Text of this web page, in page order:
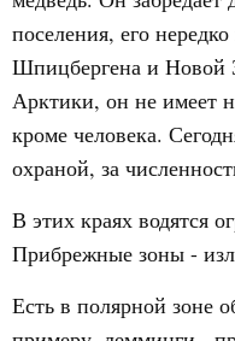
поселения, его
Шпицбергена и Новой
Арктики, он не имеет
кроме человека.
охраной, за
В этих краях водятся
Прибрежные зоны -
Есть в полярной зоне